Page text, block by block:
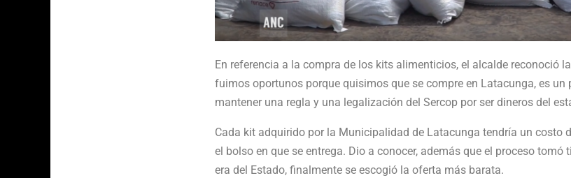
En referencia a la compra de los kits alimenticios, el alcalde reconoció
fuimos oportunos porque quisimos que se compre en Latacunga, es un
mantener una regla y una legalización del Sercop por ser dineros del
Cada kit adquirido por la Municipalidad de Latacunga tendría un costo
el bolso en que se entrega. Dio a conocer, además que el proceso tomó
era del Estado, finalmente se escogió la oferta más barata.